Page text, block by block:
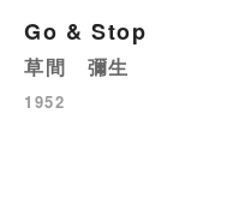
Go & Stop
草間 彌生
1952